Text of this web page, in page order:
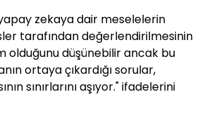
zekaya dair meselelerin
tarafından değerlendirilmesinin
olduğunu düşünebilir ancak bu
ortaya çıkardığı sorular,
sınırlarını aşıyor." ifadelerini